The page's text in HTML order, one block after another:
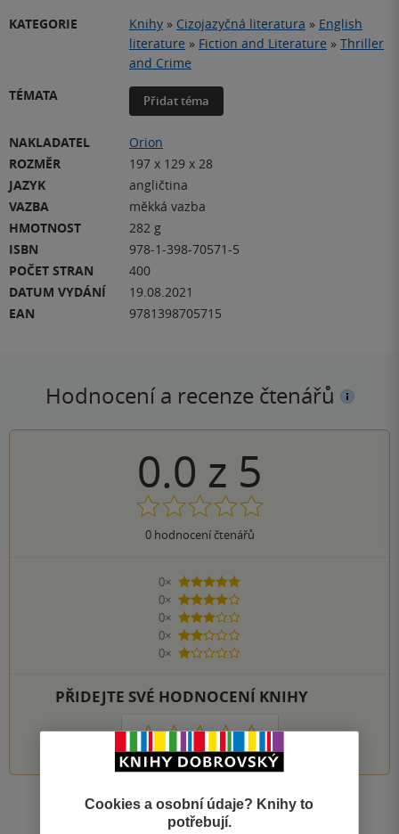
KATEGORIE Knihy » Cizojazyčná literatura » English
literature » Fiction and Literature » Thriller
and Crime
TÉMATA
Přidat téma
NAKLADATEL
Orion
ROZMĚR
197 x 129 x 28
JAZYK
angličtina
VAZBA
měkká vazba
HMOTNOST
282 g
ISBN
978-1-398-70571-5
POČET STRAN
400
DATUM VYDÁNÍ
19.08.2021
EAN
9781398705715
Hodnocení a recenze čtenářů
0.0 z 5
0hodnocení čtenářů
0×
5 hvězdiček
0×
4 hvězdičky
0×
3 hvězdičky
0×
2 hvězdičky
0×
1 hvezdička
PŘIDEJTE SVÉ HODNOCENÍ KNIHY
1 2 3 4 5
Zobrazit všechna hodnocení
Cookies a osobní údaje? Knihy to
potřebují.